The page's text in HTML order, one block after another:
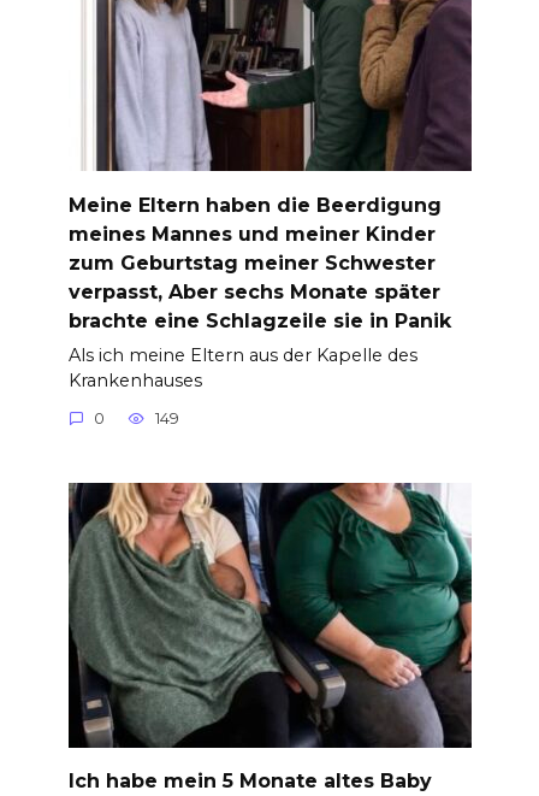
Meine Eltern haben die Beerdigung
meines Mannes und meiner Kinder
zum Geburtstag meiner Schwester
verpasst, Aber sechs Monate später
brachte eine Schlagzeile sie in Panik
Als ich meine Eltern aus der Kapelle des
Krankenhauses
0 149
Ich habe mein 5 Monate altes Baby